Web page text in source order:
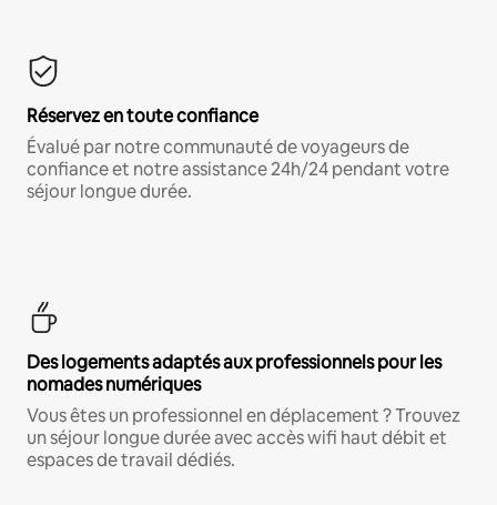
Réservez en toute confiance
Évalué par notre communauté de voyageurs de
confiance et notre assistance 24h/24 pendant votre
séjour longue durée.
Des logements adaptés aux professionnels pour les
nomades numériques
Vous êtes un professionnel en déplacement ? Trouvez
un séjour longue durée avec accès wifi haut débit et
espaces de travail dédiés.